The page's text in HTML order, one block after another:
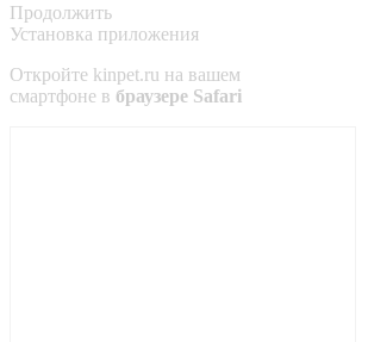
Продолжить
Установка приложения
Откройте kinpet.ru на вашем
смартфоне в браузере Safari